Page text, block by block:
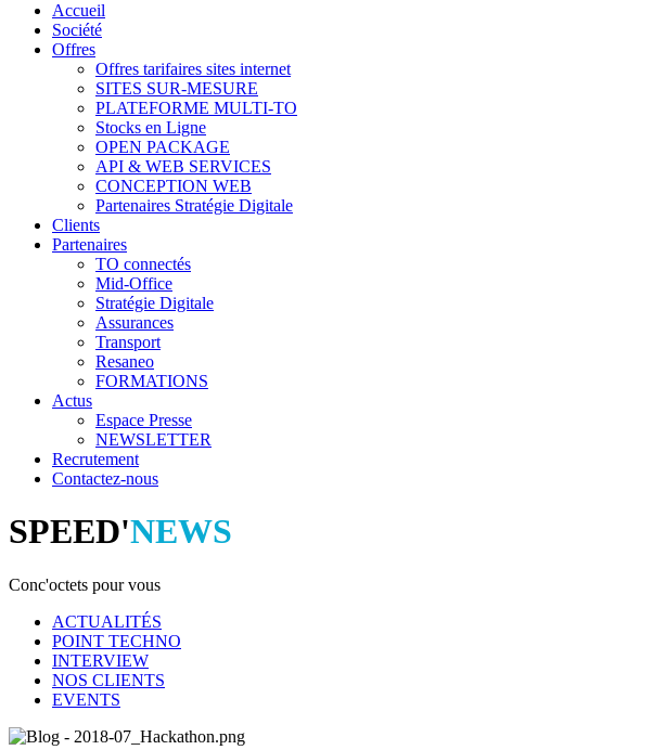
Accueil
Société
Offres
Offres tarifaires sites internet
SITES SUR-MESURE
PLATEFORME MULTI-TO
Stocks en Ligne
OPEN PACKAGE
API & WEB SERVICES
CONCEPTION WEB
Partenaires Stratégie Digitale
Clients
Partenaires
TO connectés
Mid-Office
Stratégie Digitale
Assurances
Transport
Resaneo
FORMATIONS
Actus
Espace Presse
NEWSLETTER
Recrutement
Contactez-nous
SPEED'NEWS
Conc'octets pour vous
ACTUALITÉS
POINT TECHNO
INTERVIEW
NOS CLIENTS
EVENTS